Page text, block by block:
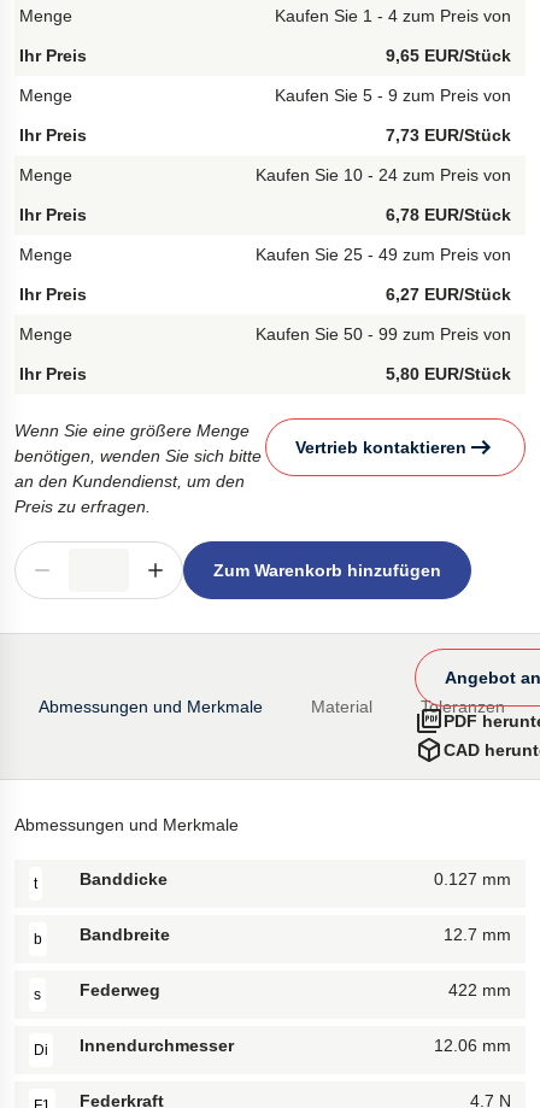
Kaufen Sie 1 - 4 zum Preis von
9,65 EUR/Stück
Kaufen Sie 5 - 9 zum Preis von
7,73 EUR/Stück
Kaufen Sie 10 - 24 zum Preis von
6,78 EUR/Stück
Kaufen Sie 25 - 49 zum Preis von
6,27 EUR/Stück
Kaufen Sie 50 - 99 zum Preis von
5,80 EUR/Stück
Wenn Sie eine größere Menge
benötigen, wenden Sie sich bitte
an den Kundendienst, um den
Preis zu erfragen.
Vertrieb kontaktieren
Zum Warenkorb hinzufügen
Abmessungen und Merkmale Material Toleranzen
CAD
PDF
Angebot
Abmessungen und Merkmale
t Banddicke 0.127 mm
b Bandbreite 12.7 mm
s Federweg 422 mm
Di Innendurchmesser 12.06 mm
Federkraft 4.7 N